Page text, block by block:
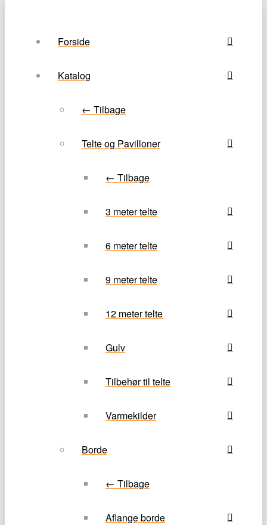
Forside
Katalog
← Tilbage
Telte og Pavilloner
← Tilbage
3 meter telte
6 meter telte
9 meter telte
12 meter telte
Gulv
Tilbehør til telte
Varmekilder
Borde
← Tilbage
Aflange borde